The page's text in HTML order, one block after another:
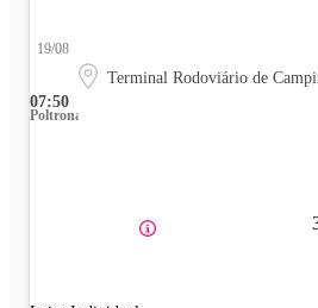
07:50
19/08
Terminal Rodoviário de
Poltrona